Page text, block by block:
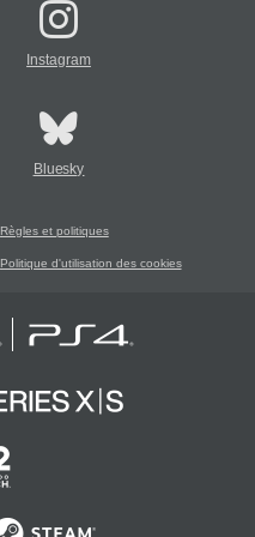
Instagram
Bluesky
Règles et politiques
Politique d'utilisation des cookies